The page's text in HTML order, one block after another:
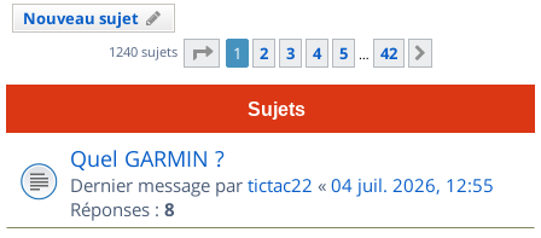
Nouveau sujet
1240 sujets Page 1sur
1 2 3 4 5 … 42
Sujets
Quel GARMIN ?
Dernier message par tictac22 « 04 juil. 2026, 12:55
Réponses : 8